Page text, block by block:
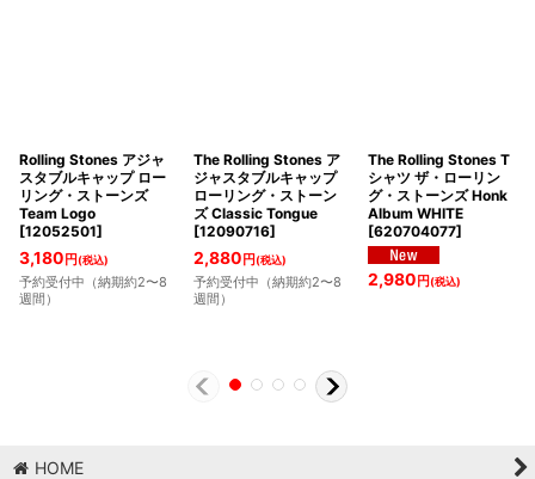
Rolling Stones アジャ
スタブルキャップ ロー
リング・ストーンズ
Team Logo
[12052501]
3,180 円(税込)
予約受付中（納期約2〜8
週間）
The Rolling Stones ア
ジャスタブルキャップ
ローリング・ストーン
ズ Classic Tongue
[12090716]
2,880 円(税込)
予約受付中（納期約2〜8
週間）
The Rolling Stones T
シャツ ザ・ローリン
グ・ストーンズ Honk
Album WHITE
[620704077]
2,980 円(税込)
HOME